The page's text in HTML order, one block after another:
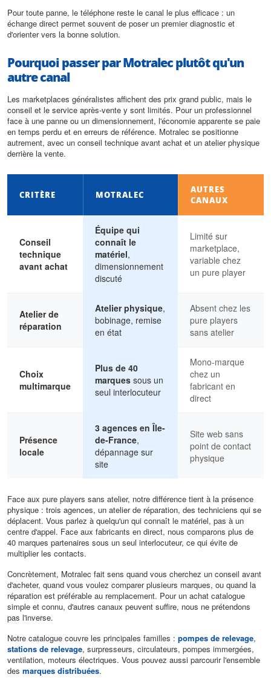
Pour toute panne, le téléphone reste le canal le plus efficace : un
échange direct permet souvent de poser un premier diagnostic et
d'orienter vers la bonne solution.
Pourquoi passer par Motralec plutôt qu'un
autre canal
Les marketplaces généralistes affichent des prix grand public, mais le
conseil et le service après-vente y sont limités. Pour un professionnel
face à une panne ou un dimensionnement, l'économie apparente se paie
en temps perdu et en erreurs de référence. Motralec se positionne
autrement, avec un conseil technique avant achat et un atelier physique
derrière la vente.
CRITÈRE MOTRALEC
AUTRES
CANAUX
Conseil
technique
avant achat
Équipe qui
connaît le
matériel,
dimensionnement
discuté
Limité sur
marketplace,
variable chez
un pure player
Atelier de
réparation
Atelier physique,
bobinage, remise
en état
Absent chez les
pure players
sans atelier
Choix
multimarque
Plus de 40
marques sous un
seul interlocuteur
Mono-marque
chez un
fabricant en
direct
Présence
locale
3 agences en Île-
de-France,
dépannage sur
site
Site web sans
point de contact
physique
Face aux pure players sans atelier, notre différence tient à la présence
physique : trois agences, un atelier de réparation, des techniciens qui se
déplacent. Vous parlez à quelqu'un qui connaît le matériel, pas à un
centre d'appel. Face aux fabricants en direct, nous comparons plus de
40 marques partenaires sous un seul interlocuteur, ce qui évite de
multiplier les contacts.
Concrètement, Motralec fait sens quand vous cherchez un conseil avant
d'acheter, quand vous voulez comparer plusieurs marques, ou quand la
réparation est préférable au remplacement. Pour un achat catalogue
simple et connu, d'autres canaux peuvent suffire, nous ne prétendons
pas l'inverse.
Notre catalogue couvre les principales familles : pompes de relevage,
stations de relevage, surpresseurs, circulateurs, pompes immergées,
ventilation, moteurs électriques. Vous pouvez aussi parcourir l'ensemble
des marques distribuées.